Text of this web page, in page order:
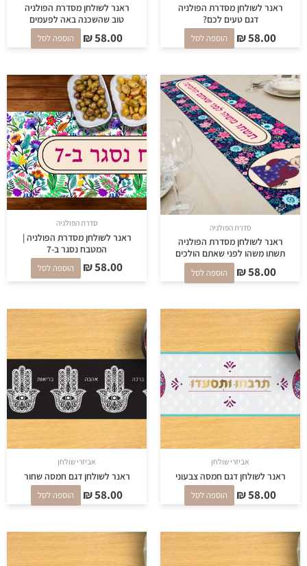
ראנר לשולחן מסדרת הפולניה
דגם טעים לכם?
₪58.00 הוספה לסל
ראנר לשולחן מסדרת הפולניה
טוב שהשכנה באה לפעמים
₪58.00 הוספה לסל
סדרת הפולניה
ראנר לשולחן מסדרת הפולניה
תשתו משהו לפני שאתם הולכים
₪58.00 הוספה לסל
סדרת הפולניה
ראנר לשולחן מסדרת הפולניה |
המטבח נסגר ב-7
₪58.00 הוספה לסל
אביזרי שולחן
ראנר לשולחן דגם חמסה צבעוני
₪58.00 הוספה לסל
אביזרי שולחן
ראנר לשולחן דגם חמסה שחור
₪58.00 הוספה לסל